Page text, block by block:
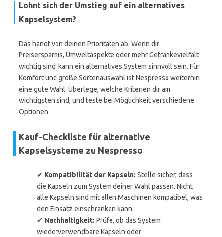
Lohnt sich der Umstieg auf ein alternatives
Kapselsystem?
Das hängt von deinen Prioritäten ab. Wenn dir
Preisersparnis, Umweltaspekte oder mehr Getränkevielfalt
wichtig sind, kann ein alternatives System sinnvoll sein. Für
Komfort und große Sortenauswahl ist Nespresso weiterhin
eine gute Wahl. Überlege, welche Kriterien dir am
wichtigsten sind, und teste bei Möglichkeit verschiedene
Optionen.
Kauf-Checkliste für alternative
Kapselsysteme zu Nespresso
✔ Kompatibilität der Kapseln: Stelle sicher, dass
die Kapseln zum System deiner Wahl passen. Nicht
alle Kapseln sind mit allen Maschinen kompatibel, was
den Einsatz einschränken kann.
✔ Nachhaltigkeit: Prüfe, ob das System
wiederverwendbare Kapseln oder